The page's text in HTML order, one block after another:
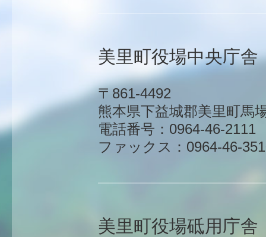
美里町役場中央庁舎
〒861-4492
熊本県下益城郡美里町馬
電話番号：0964-46-2111
ファックス：0964-46-
美里町役場砥用庁舎